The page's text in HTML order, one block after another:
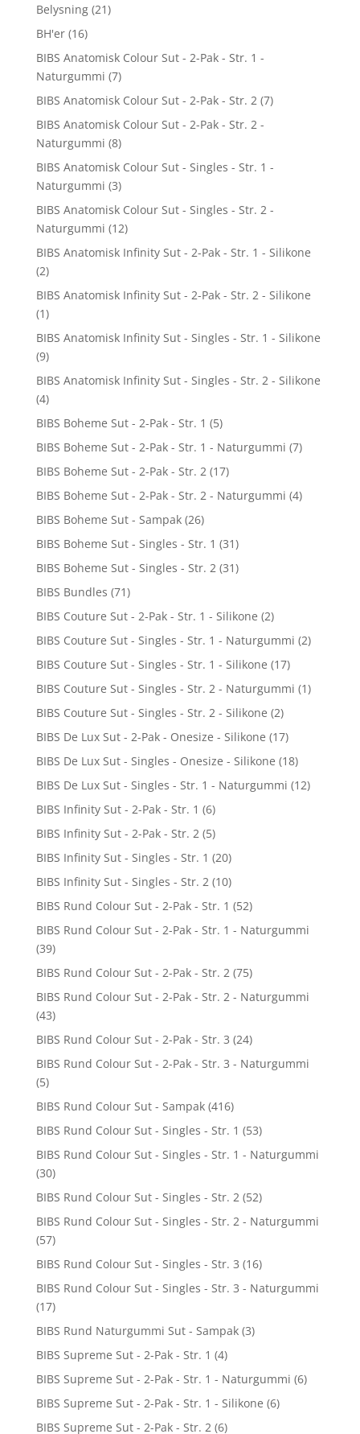
Belysning (21)
BH'er (16)
BIBS Anatomisk Colour Sut - 2-Pak - Str. 1 -
Naturgummi (7)
BIBS Anatomisk Colour Sut - 2-Pak - Str. 2 (7)
BIBS Anatomisk Colour Sut - 2-Pak - Str. 2 -
Naturgummi (8)
BIBS Anatomisk Colour Sut - Singles - Str. 1 -
Naturgummi (3)
BIBS Anatomisk Colour Sut - Singles - Str. 2 -
Naturgummi (12)
BIBS Anatomisk Infinity Sut - 2-Pak - Str. 1 - Silikone
(2)
BIBS Anatomisk Infinity Sut - 2-Pak - Str. 2 - Silikone
(1)
BIBS Anatomisk Infinity Sut - Singles - Str. 1 - Silikone
(9)
BIBS Anatomisk Infinity Sut - Singles - Str. 2 - Silikone
(4)
BIBS Boheme Sut - 2-Pak - Str. 1 (5)
BIBS Boheme Sut - 2-Pak - Str. 1 - Naturgummi (7)
BIBS Boheme Sut - 2-Pak - Str. 2 (17)
BIBS Boheme Sut - 2-Pak - Str. 2 - Naturgummi (4)
BIBS Boheme Sut - Sampak (26)
BIBS Boheme Sut - Singles - Str. 1 (31)
BIBS Boheme Sut - Singles - Str. 2 (31)
BIBS Bundles (71)
BIBS Couture Sut - 2-Pak - Str. 1 - Silikone (2)
BIBS Couture Sut - Singles - Str. 1 - Naturgummi (2)
BIBS Couture Sut - Singles - Str. 1 - Silikone (17)
BIBS Couture Sut - Singles - Str. 2 - Naturgummi (1)
BIBS Couture Sut - Singles - Str. 2 - Silikone (2)
BIBS De Lux Sut - 2-Pak - Onesize - Silikone (17)
BIBS De Lux Sut - Singles - Onesize - Silikone (18)
BIBS De Lux Sut - Singles - Str. 1 - Naturgummi (12)
BIBS Infinity Sut - 2-Pak - Str. 1 (6)
BIBS Infinity Sut - 2-Pak - Str. 2 (5)
BIBS Infinity Sut - Singles - Str. 1 (20)
BIBS Infinity Sut - Singles - Str. 2 (10)
BIBS Rund Colour Sut - 2-Pak - Str. 1 (52)
BIBS Rund Colour Sut - 2-Pak - Str. 1 - Naturgummi
(39)
BIBS Rund Colour Sut - 2-Pak - Str. 2 (75)
BIBS Rund Colour Sut - 2-Pak - Str. 2 - Naturgummi
(43)
BIBS Rund Colour Sut - 2-Pak - Str. 3 (24)
BIBS Rund Colour Sut - 2-Pak - Str. 3 - Naturgummi
(5)
BIBS Rund Colour Sut - Sampak (416)
BIBS Rund Colour Sut - Singles - Str. 1 (53)
BIBS Rund Colour Sut - Singles - Str. 1 - Naturgummi
(30)
BIBS Rund Colour Sut - Singles - Str. 2 (52)
BIBS Rund Colour Sut - Singles - Str. 2 - Naturgummi
(57)
BIBS Rund Colour Sut - Singles - Str. 3 (16)
BIBS Rund Colour Sut - Singles - Str. 3 - Naturgummi
(17)
BIBS Rund Naturgummi Sut - Sampak (3)
BIBS Supreme Sut - 2-Pak - Str. 1 (4)
BIBS Supreme Sut - 2-Pak - Str. 1 - Naturgummi (6)
BIBS Supreme Sut - 2-Pak - Str. 1 - Silikone (6)
BIBS Supreme Sut - 2-Pak - Str. 2 (6)